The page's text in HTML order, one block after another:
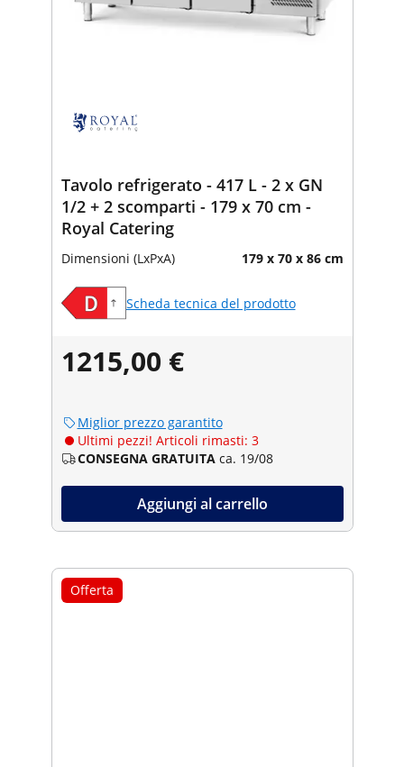
Tavolo refrigerato - 417 L - 2 x GN
1/2 + 2 scomparti - 179 x 70 cm -
Royal Catering
Dimensioni (LxPxA) 179 x 70 x 86 cm
Scheda tecnica del prodotto
1215,00 €
Miglior prezzo garantito
Ultimi pezzi! Articoli rimasti: 3
CONSEGNA GRATUITA ca. 19/08
Aggiungi al carrello
Offerta